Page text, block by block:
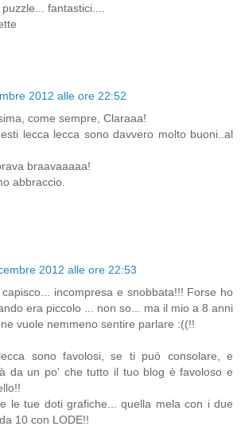
fantastici....
2012 alle ore 22:52
come sempre, Claraaa!
lecca lecca sono davvero molto buoni..al
braavaaaaa!
abbraccio.
2012 alle ore 22:53
incompresa e snobbata!!! Forse ho
era piccolo ... non so... ma il mio a 8 anni
vuole nemmeno sentire parlare :((!!
sono favolosi, se ti può consolare, e
da un po' che tutto il tuo blog è favoloso e
le tue doti grafiche... quella mela con i due
10 con LODE!!